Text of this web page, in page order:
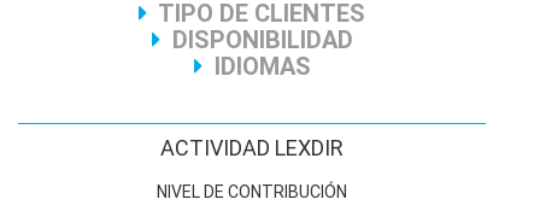
TIPO DE CLIENTES
DISPONIBILIDAD
IDIOMAS
ACTIVIDAD LEXDIR
NIVEL DE CONTRIBUCIÓN